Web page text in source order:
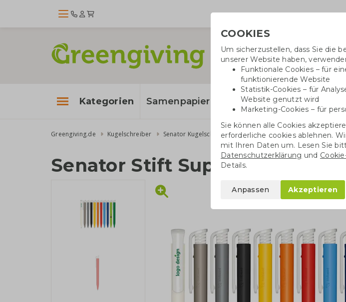
Kategorien Samenpapier Baumwolltaschen
Greengiving.de Kugelschreiber Senator Kugelschreiber Senator Stift Super Hit Bio
Senator Stift Super Hit Bio
COOKIES
Um sicherzustellen, dass Sie die
unserer Website haben,
Funktionale Cookies – für
funktionierende Website
Statistik-Cookies – für
Website genutzt wird
Marketing-Cookies – für
Sie können alle Cookies
erforderliche cookies ablehnen.
mit Ihren Daten um. Lesen Sie
Datenschutzerklärung und
Details.
Anpassen Akzeptieren